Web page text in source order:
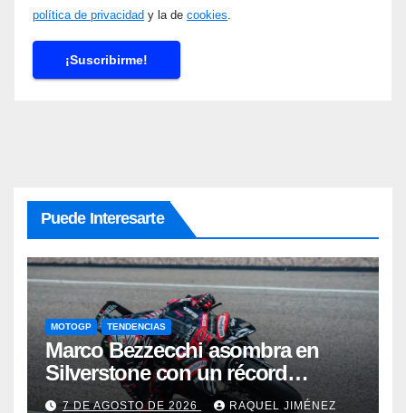
política de privacidad y la de cookies.
Puede Interesarte
MOTOGP TENDENCIAS
Marco Bezzecchi asombra en
Silverstone con un récord
histórico pese a correr lesionado:
7 DE AGOSTO DE 2026 RAQUEL JIMÉNEZ